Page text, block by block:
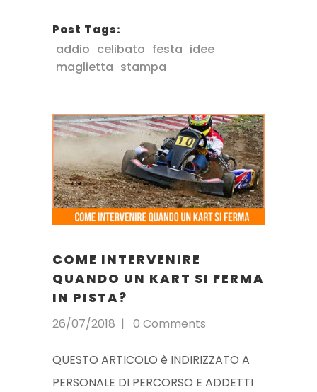
Post Tags:
addio celibato festa idee
maglietta stampa
COME INTERVENIRE
QUANDO UN KART SI FERMA
IN PISTA?
26/07/2018 0 Comments
QUESTO ARTICOLO è INDIRIZZATO A
PERSONALE DI PERCORSO E ADDETTI